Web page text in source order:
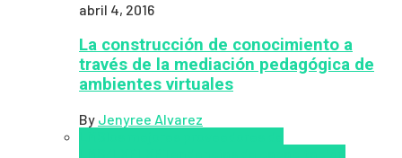
abril 4, 2016
La construcción de conocimiento a
través de la mediación pedagógica de
ambientes virtuales
By Jenyree Alvarez